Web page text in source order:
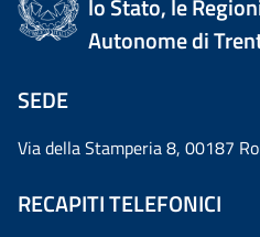
lo Stato, le
Autonome di
SEDE
Via della Stamperia 8, 00187
RECAPITI TELEFONICI